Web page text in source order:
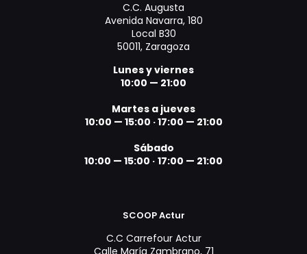
C.C. Augusta
Avenida Navarra, 180
Local B30
50011, Zaragoza
Lunes y viernes
10:00 — 21:00
Martes a jueves
10:00 — 15:00 ·17:00 — 21:00
Sábado
10:00 — 15:00 · 17:00 — 21:00
SCOOP Actur
C.C Carrefour Actur